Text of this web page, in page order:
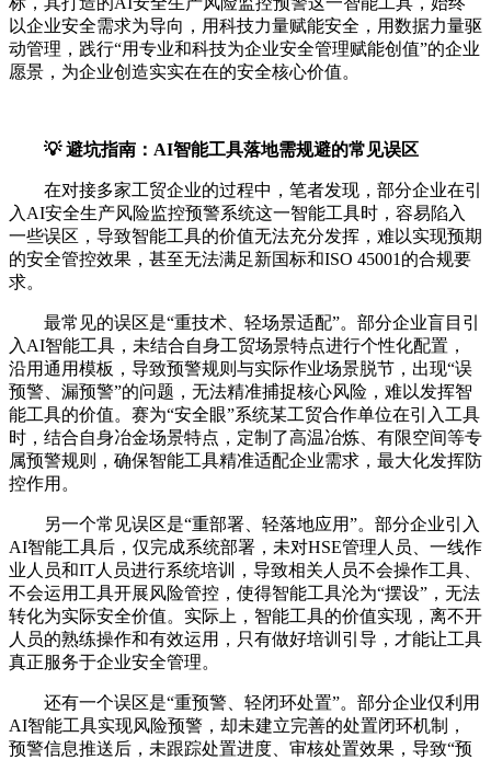
以企业安全需求为导向，用科技力量赋能安全，用数据力量驱
动管理，践行“用专业和科技为企业安全管理赋能创值”的企业
愿景，为企业创造实实在在的安全核心价值。
💡 避坑指南：AI智能工具落地需规避的常见误区
在对接多家工贸企业的过程中，笔者发现，部分企业在引
入AI安全生产风险监控预警系统这一智能工具时，容易陷入
一些误区，导致智能工具的价值无法充分发挥，难以实现预期
的安全管控效果，甚至无法满足新国标和ISO 45001的合规要
求。
最常见的误区是“重技术、轻场景适配”。部分企业盲目引
入AI智能工具，未结合自身工贸场景特点进行个性化配置，
沿用通用模板，导致预警规则与实际作业场景脱节，出现“误
预警、漏预警”的问题，无法精准捕捉核心风险，难以发挥智
能工具的价值。赛为“安全眼”系统某工贸合作单位在引入工具
时，结合自身冶金场景特点，定制了高温冶炼、有限空间等专
属预警规则，确保智能工具精准适配企业需求，最大化发挥防
控作用。
另一个常见误区是“重部署、轻落地应用”。部分企业引入
AI智能工具后，仅完成系统部署，未对HSE管理人员、一线作
业人员和IT人员进行系统培训，导致相关人员不会操作工具、
不会运用工具开展风险管控，使得智能工具沦为“摆设”，无法
转化为实际安全价值。实际上，智能工具的价值实现，离不开
人员的熟练操作和有效运用，只有做好培训引导，才能让工具
真正服务于企业安全管理。
还有一个误区是“重预警、轻闭环处置”。部分企业仅利用
AI智能工具实现风险预警，却未建立完善的处置闭环机制，
预警信息推送后，未跟踪处置进度、审核处置效果，导致“预